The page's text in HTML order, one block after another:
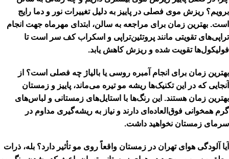
برویم؟ ریزش موی فصلی در پاییز به دلیل تغییرات نور و دما رایج
است. بهترین زمان برای مراجعه به سالن، ابتدای مهرماه جهت انجام
تراپی‌های تقویتی مانند پروتئین‌تراپی و اسکراب کف سر است تا
فولیکول‌ها تقویت شده و ریزش کاهش یابد.
بهترین زمان برای انجام آمبره روسی یا بالیاژ چه فصلی است؟ از
آنجایی که در این تکنیک‌ها ریشه مو تیره می‌ماند، پاییز و زمستان
بهترین زمان هستند. این رنگ‌ها با استایل‌های زمستانی و لباس‌های
گرم همخوانی فوق‌العاده‌ای دارند و نیاز به ریشه‌گیری مداوم در
سرمای زمستان نخواهید داشت.
آیا آلودگی هوای تهران در زمستان واقعاً روی مو تأثیر دارد؟ بله، ذرات